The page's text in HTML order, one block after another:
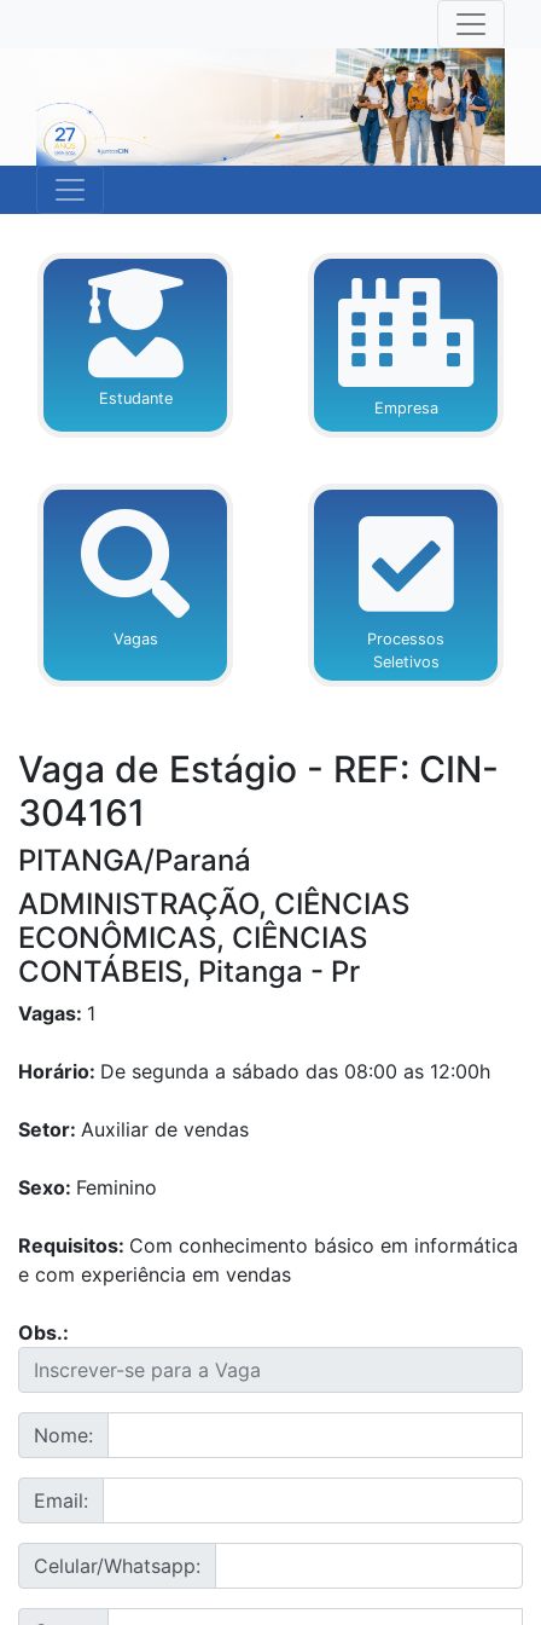
Estudante
Empresa
Vagas
Processos
Seletivos
Vaga de Estágio - REF: CIN-
304161
PITANGA/Paraná
ADMINISTRAÇÃO, CIÊNCIAS
ECONÔMICAS, CIÊNCIAS
CONTÁBEIS, Pitanga - Pr
Vagas: 1
Horário: De segunda a sábado das 08:00 as 12:00h
Setor: Auxiliar de vendas
Sexo: Feminino
Requisitos: Com conhecimento básico em informática
e com experiência em vendas
Obs.:
Nome:
Email:
Celular/Whatsapp: